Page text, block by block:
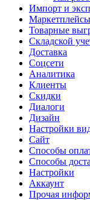
Импорт и
Маркетплейсы
Товарные
Складской
Доставка
Соцсети
Аналитика
Клиенты
Скидки
Диалоги
Дизайн
Настройки
Сайт
Способы
Способы
Настройки
Аккаунт
Прочая